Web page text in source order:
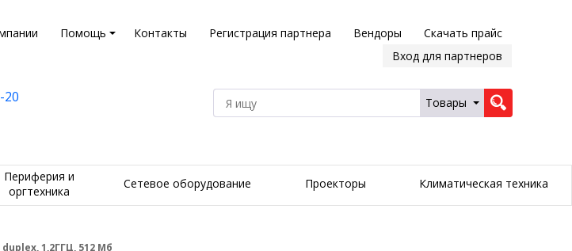
Помощь Контакты Регистрация партнера Вендоры
Скачать прайс
Вход для партнеров
20 Товары
Периферия и
оргтехника
Сетевое оборудование Проекторы Климатическая техника
1,2ГГЦ, 512 Мб